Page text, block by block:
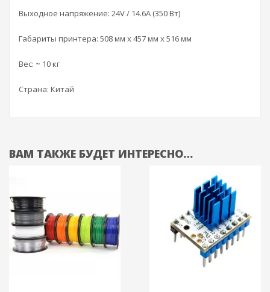
Выходное напряжение: 24V / 14.6A (350 Вт)
Габариты принтера: 508 мм x 457 мм x 516 мм
Вес: ~ 10 кг
Страна: Китай
ВАМ ТАКЖЕ БУДЕТ ИНТЕРЕСНО…